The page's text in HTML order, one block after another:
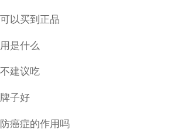
以买到正品
是什么
建议吃
子好
癌症的作用吗